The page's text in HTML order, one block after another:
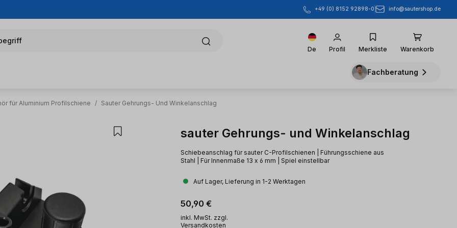
+49 (0) 8152 92898-0 info@sautershop.de
De Profil Merkliste Warenkorb
Fachberatung
für Aluminium Profilschiene / Sauter Gehrungs- Und Winkelanschlag
sauter Gehrungs- und Winkelanschlag
Schiebeanschlag für sauter C-Profilschienen | Führungsschiene aus
Stahl | Für Innenmaße 13 x 6 mm | Spiel einstellbar
Auf Lager, Lieferung in 1-2 Werktagen
Regulärer Preis:
50,90 €
inkl. MwSt. zzgl.
Versandkosten